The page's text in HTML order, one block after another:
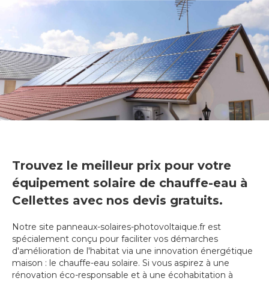
Trouvez le meilleur prix pour votre
équipement solaire de chauffe-eau à
Cellettes avec nos devis gratuits.
Notre site panneaux-solaires-photovoltaique.fr est
spécialement conçu pour faciliter vos démarches
d'amélioration de l'habitat via une innovation énergétique
maison : le chauffe-eau solaire. Si vous aspirez à une
rénovation éco-responsable et à une écohabitation à